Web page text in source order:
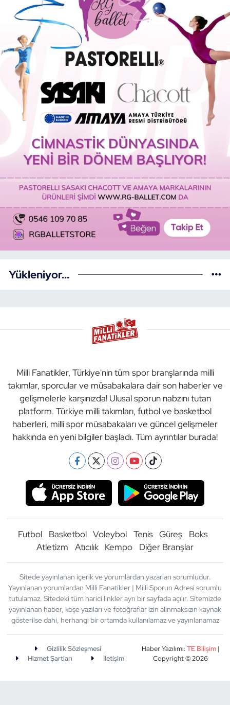
Yükleniyor...
Milli Fanatikler, Türkiye'nin tüm spor branşlarında milli
takımlar, sporcular ve müsabakalara dair son haberler ve
gelişmelerle karşınızda! Ulusal sporun nabzını tutan
platform. Türkiye milli takımları, futbol ve basketbol
haberleri, milli spor müsabakaları ve güncel gelişmeler
hakkında en yeni bilgiler başladı. Tüm ayrıntılar burada!
Futbol Basketbol Voleybol Tenis Güreş
Boks
Atletizm
Atıcılık Kempo Diğer Branşlar
Sitede yayınlanan içerik ve yorumlardan yazarları sorumludur.
Yayınlanan yorumlardan Milli Fanatikler | Milli Sporun Adresi sorumlu
tutulamaz. Sitedeki tüm harici linkler ayrı bir sayfada açılır. Sitemizde
yayınlanan haber, köşe yazıları ve fotoğraflar izin alınmaksızın kaynak
gösterilse dahi, herhangi bir ortamda kullanılamaz ve yayınlanamaz
Gizlilik Sözleşmesi
Hizmet Şartları
İletişim
Haber Yazılımı:TE Bilişim|
Copyright © 2026